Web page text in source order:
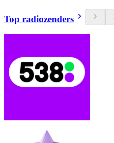
Top radiozenders